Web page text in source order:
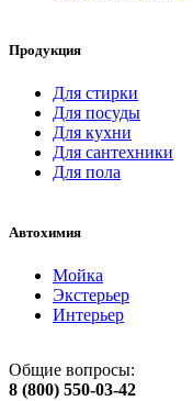
Продукция
Для стирки
Для посуды
Для кухни
Для сантехники
Для пола
Автохимия
Мойка
Экстерьер
Интерьер
Общие вопросы:
8 (800) 550-03-42